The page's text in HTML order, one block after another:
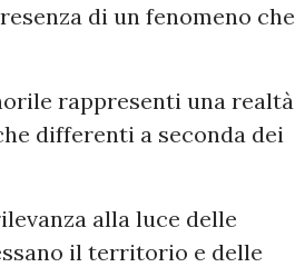
di un fenomeno che
rappresenti una realtà
differenti a seconda dei
alla luce delle
il territorio e delle